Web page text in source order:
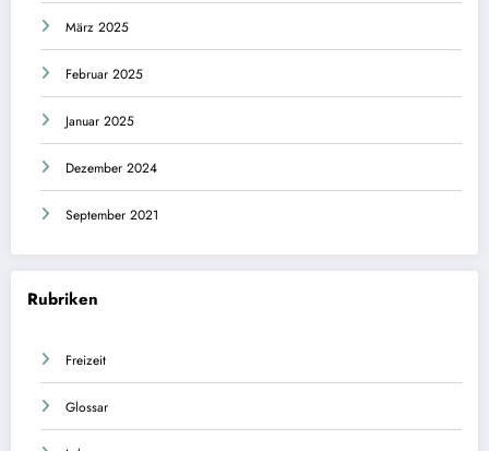
März 2025
Februar 2025
Januar 2025
Dezember 2024
September 2021
Rubriken
Freizeit
Glossar